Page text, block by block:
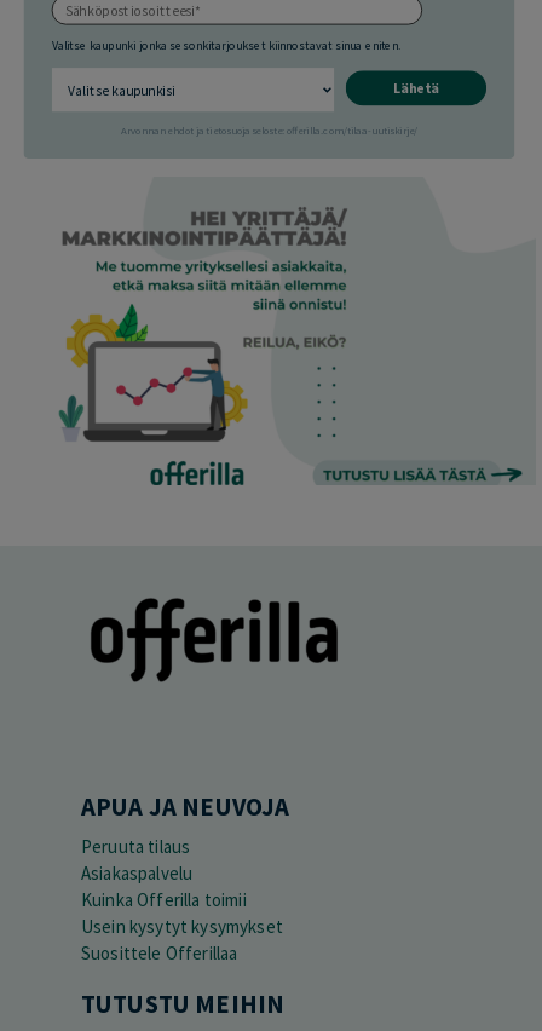
Lähetä
Valitse kaupunki jonka sesonkitarjoukset kiinnostavat sinua eniten.
Arvonnan ehdot ja tietosuojaseloste: offerilla.com/tilaa-uutiskirje/
APUA JA NEUVOJA
Peruuta tilaus
Asiakaspalvelu
Kuinka Offerilla toimii
Usein kysytyt kysymykset
Suosittele Offerillaa
TUTUSTU MEIHIN